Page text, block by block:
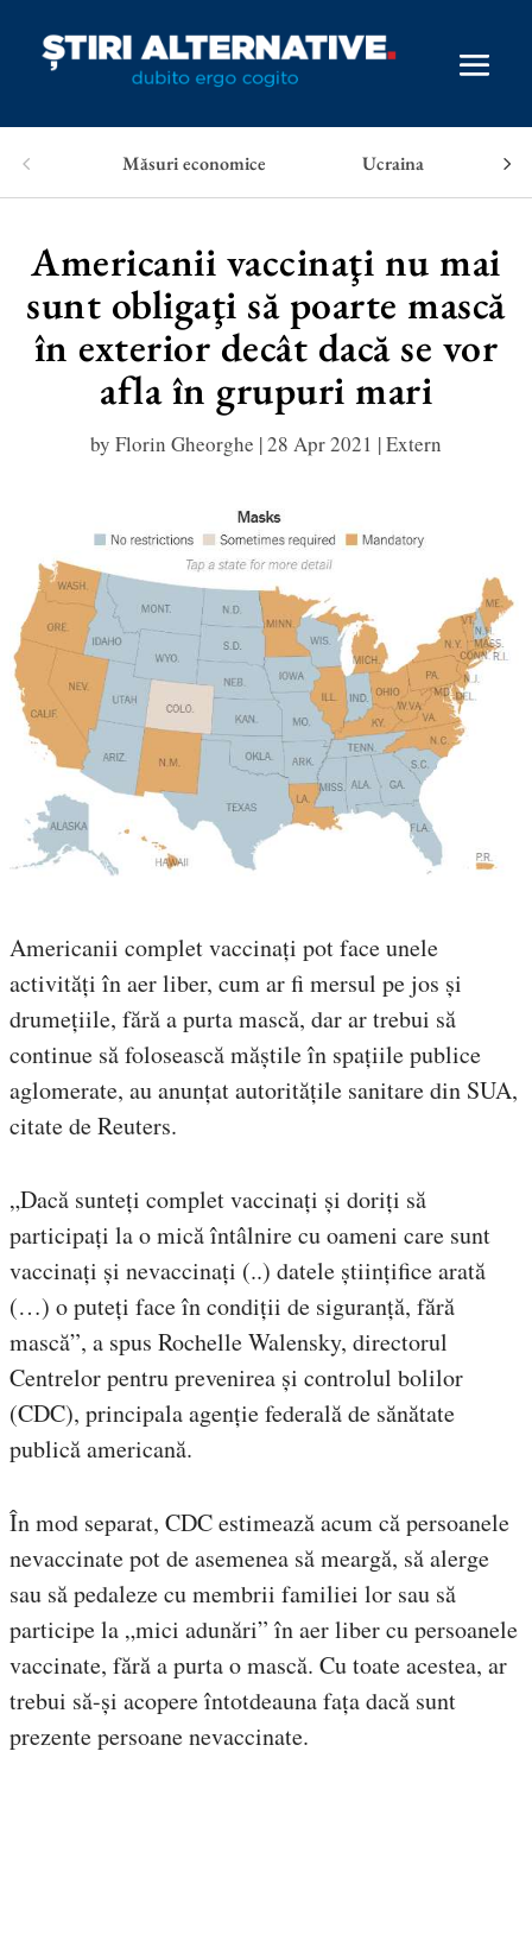
Măsuri economice Ucraina
Americanii vaccinaţi nu mai
sunt obligaţi să poarte mască
în exterior decât dacă se vor
afla în grupuri mari
by Florin Gheorghe |28 Apr 2021 |Extern
Americanii complet vaccinați pot face unele
activități în aer liber, cum ar fi mersul pe jos și
drumețiile, fără a purta mască, dar ar trebui să
continue să folosească măștile în spațiile publice
aglomerate, au anunțat autoritățile sanitare din SUA,
citate de Reuters.
„Dacă sunteți complet vaccinați și doriți să
participați la o mică întâlnire cu oameni care sunt
vaccinați și nevaccinați (..) datele științifice arată
(…) o puteți face în condiții de siguranță, fără
mască”, a spus Rochelle Walensky, directorul
Centrelor pentru prevenirea și controlul bolilor
(CDC), principala agenție federală de sănătate
publică americană.
În mod separat, CDC estimează acum că persoanele
nevaccinate pot de asemenea să meargă, să alerge
sau să pedaleze cu membrii familiei lor sau să
participe la „mici adunări” în aer liber cu persoanele
vaccinate, fără a purta o mască. Cu toate acestea, ar
trebui să-și acopere întotdeauna fața dacă sunt
prezente persoane nevaccinate.